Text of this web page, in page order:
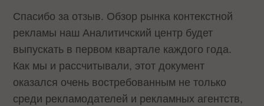
Спасибо за отзыв. Обзор рынка контекстной
рекламы наш Аналитичский центр будет
выпускать в первом квартале каждого года.
Как мы и рассчитывали, этот документ
оказался очень востребованным не только
среди рекламодателей и рекламных агентств,